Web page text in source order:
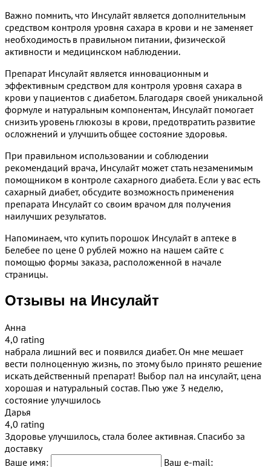
Важно помнить, что Инсулайт является дополнительным
средством контроля уровня сахара в крови и не заменяет
необходимость в правильном питании, физической
активности и медицинском наблюдении.
Препарат Инсулайт является инновационным и
эффективным средством для контроля уровня сахара в
крови у пациентов с диабетом. Благодаря своей уникальной
формуле и натуральным компонентам, Инсулайт помогает
снизить уровень глюкозы в крови, предотвратить развитие
осложнений и улучшить общее состояние здоровья.
При правильном использовании и соблюдении
рекомендаций врача, Инсулайт может стать незаменимым
помощником в контроле сахарного диабета. Если у вас есть
сахарный диабет, обсудите возможность применения
препарата Инсулайт со своим врачом для получения
наилучших результатов.
Напоминаем, что купить порошок Инсулайт в аптеке в
Белебее по цене 0 рублей можно на нашем сайте с
помощью формы заказа, расположенной в начале
страницы.
Отзывы на Инсулайт
Анна
4,0 rating
набрала лишний вес и появился диабет. Он мне мешает
вести полноценную жизнь, по этому было принято решение
искать действенный препарат! Выбор пал на инсулайт, цена
хорошая и натуральный состав. Пью уже 3 неделю,
состояние улучшилось
Дарья
4,0 rating
Здоровье улучшилось, стала более активная. Спасибо за
доставку
Ваше имя:
Ваш e-mail: